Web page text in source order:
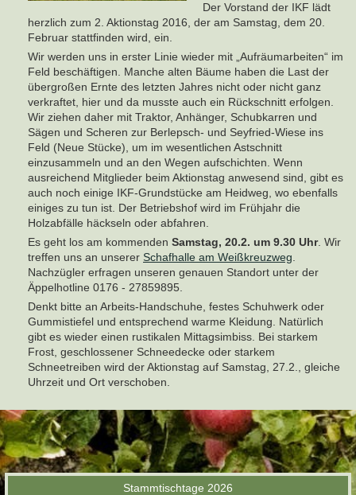
Der Vorstand der IKF lädt
herzlich zum 2. Aktionstag 2016, der am Samstag, dem 20.
Februar stattfinden wird, ein.
Wir werden uns in erster Linie wieder mit „Aufräumarbeiten“ im
Feld beschäftigen. Manche alten Bäume haben die Last der
übergroßen Ernte des letzten Jahres nicht oder nicht ganz
verkraftet, hier und da musste auch ein Rückschnitt erfolgen.
Wir ziehen daher mit Traktor, Anhänger, Schubkarren und
Sägen und Scheren zur Berlepsch- und Seyfried-Wiese ins
Feld (Neue Stücke), um im wesentlichen Astschnitt
einzusammeln und an den Wegen aufschichten. Wenn
ausreichend Mitglieder beim Aktionstag anwesend sind, gibt es
auch noch einige IKF-Grundstücke am Heidweg, wo ebenfalls
einiges zu tun ist. Der Betriebshof wird im Frühjahr die
Holzabfälle häckseln oder abfahren.
Es geht los am kommenden Samstag, 20.2. um 9.30 Uhr. Wir
treffen uns an unserer Schafhalle am Weißkreuzweg
Nachzügler erfragen unseren genauen Standort unter der
Äppelhotline 0176 - 27859895.
Denkt bitte an Arbeits-Handschuhe, festes Schuhwerk oder
Gummistiefel und entsprechend warme Kleidung. Natürlich
gibt es wieder einen rustikalen Mittagsimbiss. Bei starkem
Frost, geschlossener Schneedecke oder starkem
Schneetreiben wird der Aktionstag auf Samstag, 27.2., gleiche
Uhrzeit und Ort verschoben.
Stammtischtage 2026